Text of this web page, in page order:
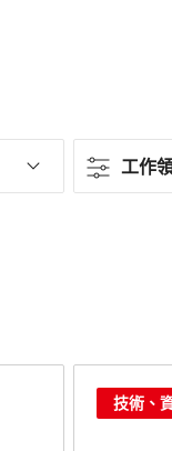
工作
工作領
技術、